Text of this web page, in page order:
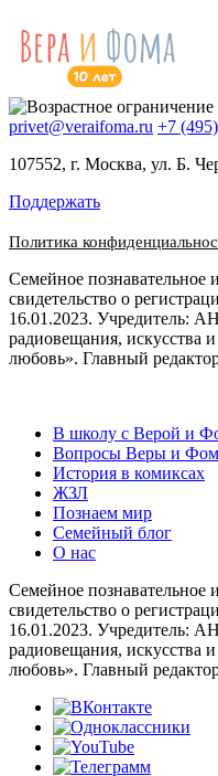
privet@veraifoma.ru +7
107552, г. Москва, ул. Б.
Поддержать
Политика
Семейное
свидетельство о
16.01.2023. Учредитель:
радиовещания, искусства
любовь». Главный
В школу с Верой и
Вопросы Веры и
История в комиксах
ЖЗЛ
Познаем мир
Семейный блог
О нас
Семейное
свидетельство о
16.01.2023. Учредитель:
радиовещания, искусства
любовь». Главный